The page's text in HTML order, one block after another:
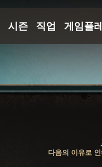
다음의 이유로